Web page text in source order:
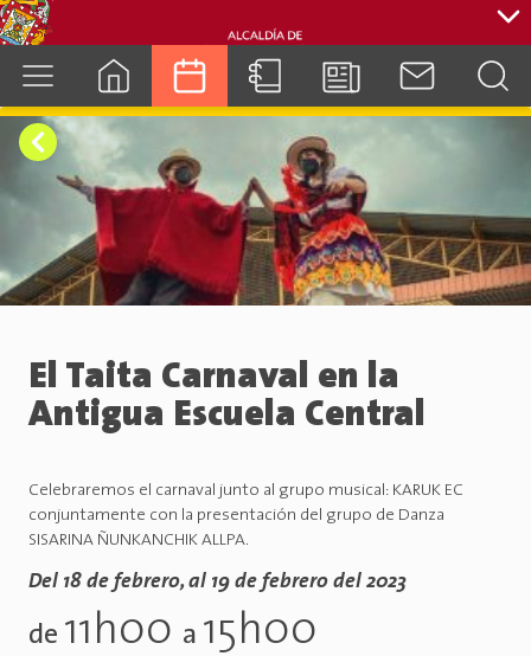
cuenca.gob.ec
El Taita Carnaval en la
Antigua Escuela Central
Celebraremos el carnaval junto al grupo musical: KARUK EC
conjuntamente con la presentación del grupo de Danza
SISARINA ÑUNKANCHIK ALLPA.
Del 18 de febrero, al 19 de febrero del 2023
de 11h00 a 15h00